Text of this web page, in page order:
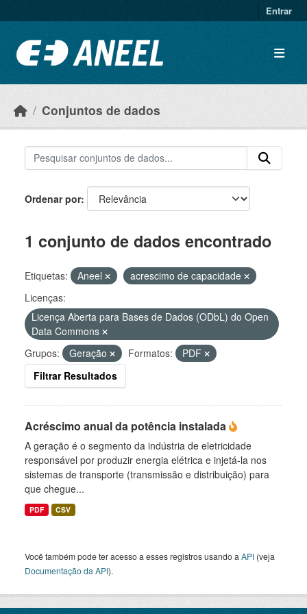
Entrar
Conjuntos de dados
Ordenar por
1 conjunto de dados encontrado
Etiquetas: Aneel
acrescimo de capacidade
Licenças:
Licença Aberta para Bases de Dados (ODbL) do Open
Data Commons
Grupos:
Geração Formatos:
PDF
Filtrar Resultados
Acréscimo anual da potência instalada
A geração é o segmento da indústria de eletricidade
responsável por produzir energia elétrica e injetá-la nos
sistemas de transporte (transmissão e distribuição) para
que chegue...
PDF CSV
Você também pode ter acesso a esses registros usando a API (veja
Documentação da API).